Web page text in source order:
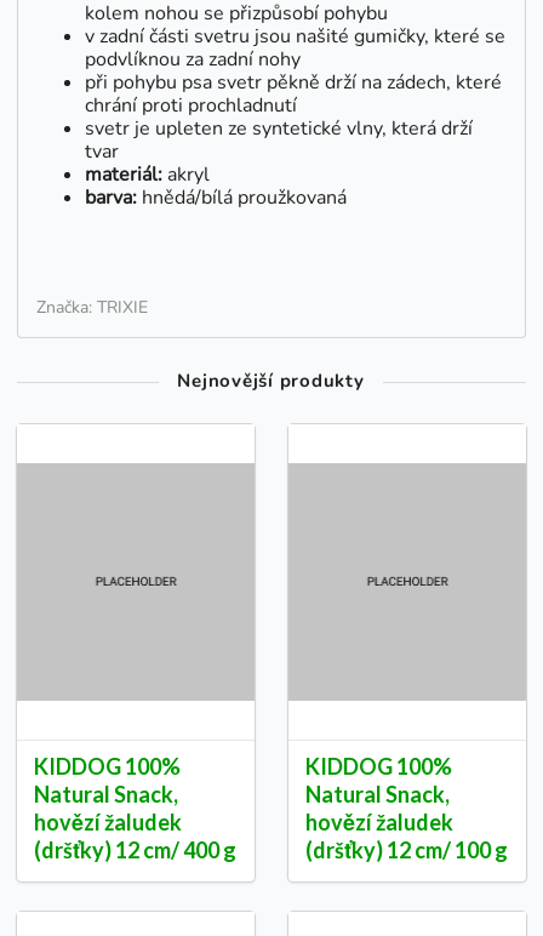
kolem nohou se přizpůsobí pohybu
v zadní části svetru jsou našité gumičky, které se
podvlíknou za zadní nohy
při pohybu psa svetr pěkně drží na zádech, které
chrání proti prochladnutí
svetr je upleten ze syntetické vlny, která drží
tvar
materiál: akryl
barva: hnědá/bílá proužkovaná
Značka: TRIXIE
Nejnovější produkty
KIDDOG 100%
Natural Snack,
hovězí žaludek
(dršťky) 12 cm/ 400 g
KIDDOG 100%
Natural Snack,
hovězí žaludek
(dršťky) 12 cm/ 100 g